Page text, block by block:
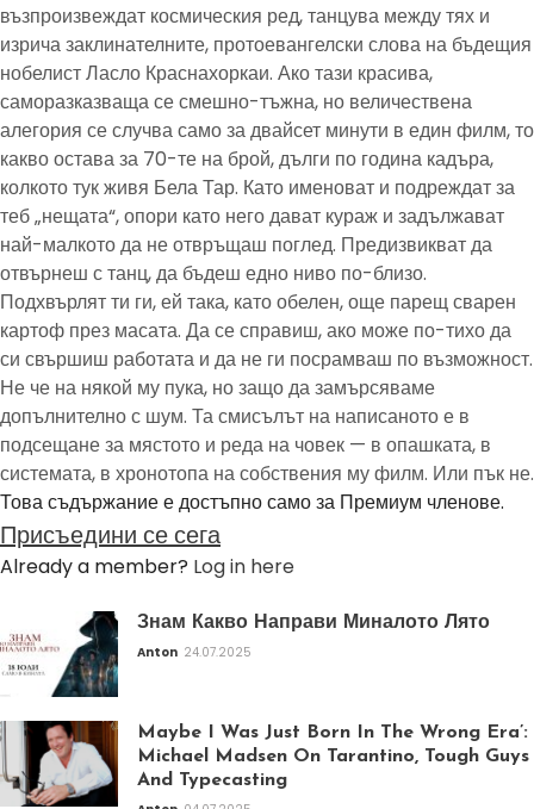
възпроизвеждат космическия ред, танцува между тях и
изрича заклинателните, протоевангелски слова на бъдещия
нобелист Ласло Краснахоркаи. Ако тази красива,
саморазказваща се смешно-тъжна, но величествена
алегория се случва само за двайсет минути в един филм, то
какво остава за 70-те на брой, дълги по година кадъра,
колкото тук живя Бела Тар. Като именоват и подреждат за
теб „нещата“, опори като него дават кураж и задължават
най-малкото да не отвръщаш поглед. Предизвикват да
отвърнеш с танц, да бъдеш едно ниво по-близо.
Подхвърлят ти ги, ей така, като обелен, още парещ сварен
картоф през масата. Да се справиш, ако може по-тихо да
си свършиш работата и да не ги посрамваш по възможност.
Не че на някой му пука, но защо да замърсяваме
допълнително с шум. Та смисълът на написаното е в
подсещане за мястото и реда на човек — в опашката, в
системата, в хронотопа на собствения му филм. Или пък не.
Това съдържание е достъпно само за Премиум членове.
Присъедини се сега
Already a member? Log in here
Знам Какво Направи Миналото Лято
Anton 24.07.2025
Maybe I Was Just Born In The Wrong Era’:
Michael Madsen On Tarantino, Tough Guys
And Typecasting